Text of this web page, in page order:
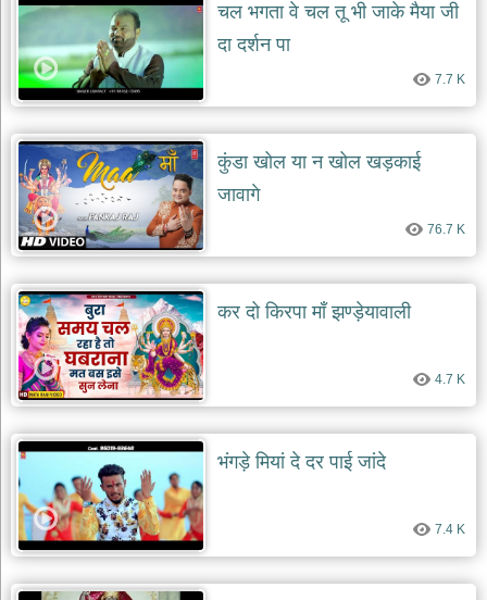
रानी
सती
दादी
भजन
rani
dadi
bhajans
बावा
लाल
दयाल
भजन
lal
dayal
bhajans
शनि
देव
भजन
dev
bhajans
आज
का
भजन
bhajan
of
day
चल भगता वे चल तू भी जाके मैया जी
दा दर्शन पा
7.7 K
कुंडा खोल या न खोल खड़काई
जावागे
76.7 K
कर दो किरपा माँ झण्ड़ेयावाली
4.7 K
भंगड़े मियां दे दर पाई जांदे
7.4 K